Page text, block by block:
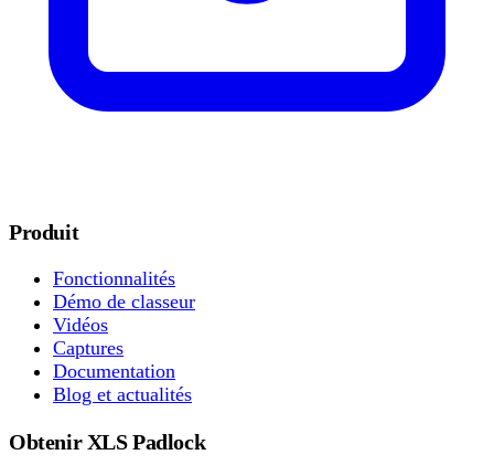
Produit
Fonctionnalités
Démo de classeur
Vidéos
Captures
Documentation
Blog et actualités
Obtenir XLS Padlock